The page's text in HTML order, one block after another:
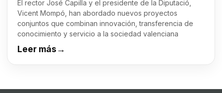
El rector José Capilla y el presidente de la Diputació,
Vicent Mompó, han abordado nuevos proyectos
conjuntos que combinan innovación, transferencia de
conocimiento y servicio a la sociedad valenciana
Leer más→